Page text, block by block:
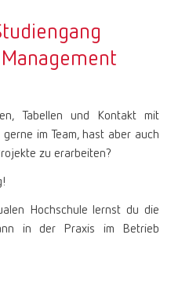
Tabellen und Kontakt mit
im Team, hast aber auch
zu erarbeiten?
Hochschule lernst du die
in der Praxis im Betrieb